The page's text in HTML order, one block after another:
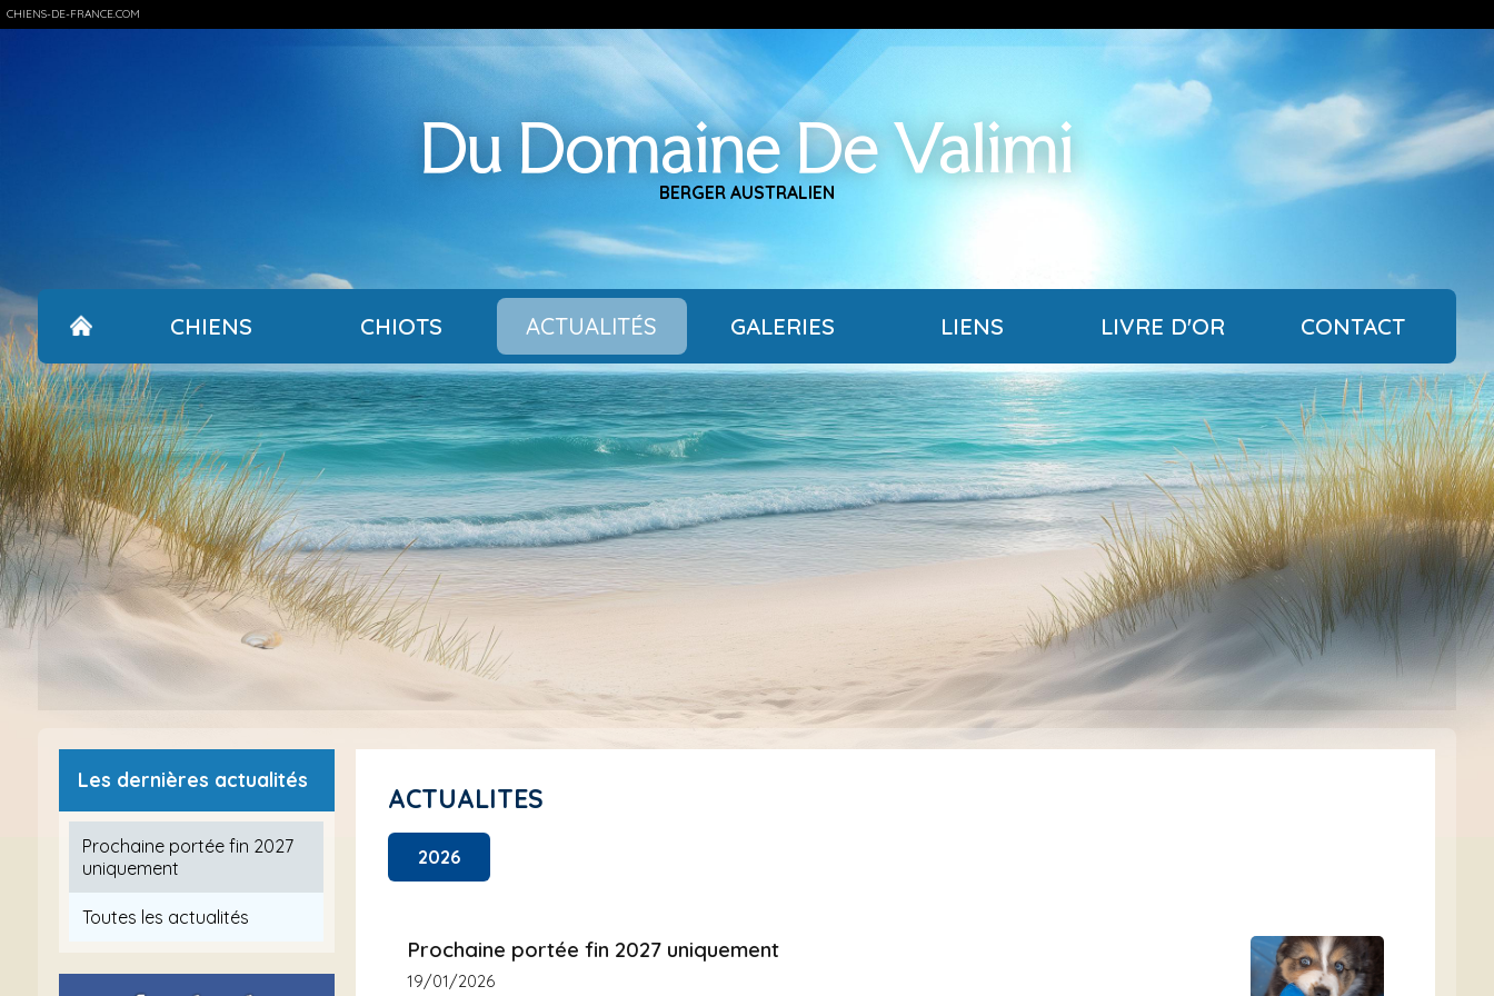
CHIENS-DE-FRANCE.COM
Du Domaine De Valimi
BERGER AUSTRALIEN
CHIENS CHIOTS ACTUALITÉS GALERIES LIENS LIVRE D'OR CONTACT
Les dernières actualités
Prochaine portée fin 2027
uniquement
Toutes les actualités
ACTUALITES
2026
Prochaine portée fin 2027 uniquement
19/01/2026